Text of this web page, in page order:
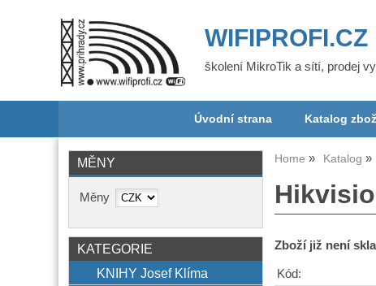
WIFIPROFI.CZ
školení MikroTik a sítí, prodej
Úvodní strana Katalog
Home Katalog
Zboží již není
Kód:
MĚNY
Měny
KATEGORIE
KNIHY Josef Klíma